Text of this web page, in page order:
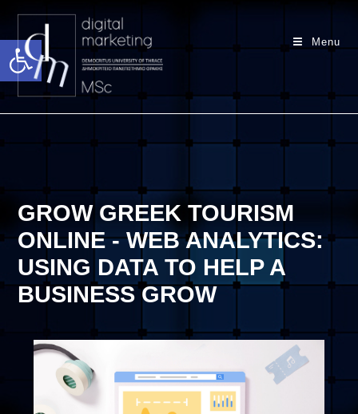
Ανοίξτε τη γραμμή εργαλείων Menu
GROW GREEK TOURISM
ONLINE - WEB ANALYTICS:
USING DATA TO HELP A
BUSINESS GROW​